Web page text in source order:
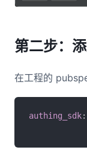
第二步：
在工程的
authing_sdk: